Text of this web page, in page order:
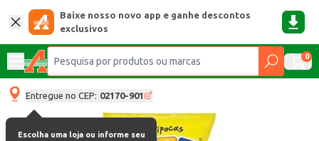
Baixe nosso novo app e ganhe descontos
exclusivos
0
Entregue no CEP: 02170-901
Escolha uma loja ou informe seu